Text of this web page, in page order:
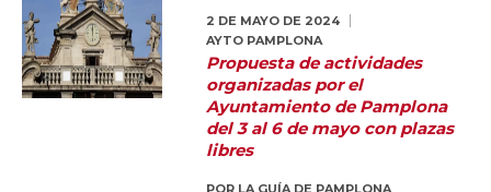
2 DE MAYO DE 2024
AYTO PAMPLONA
Propuesta de actividades
organizadas por el
Ayuntamiento de Pamplona
del 3 al 6 de mayo con plazas
libres
POR LA GUÍA DE PAMPLONA